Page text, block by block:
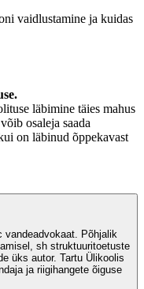
vaidlustamine ja kuidas
läbimine täies mahus
osaleja saada
on läbinud õppekavast
Põhjalik
sh struktuuritoetuste
üks autor. Tartu Ülikoolis
ja riigihangete õiguse